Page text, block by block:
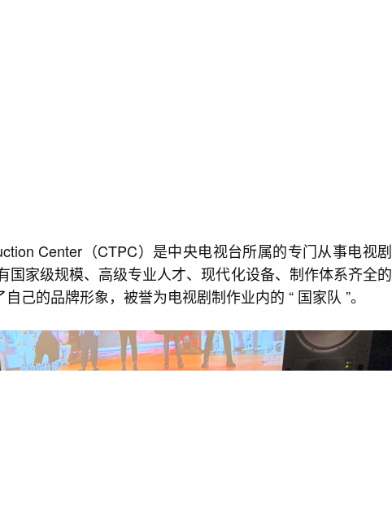
Center（CTPC）是中央电视台所属的专门从事电视剧
家级规模、高级专业人才、现代化设备、制作体系齐全的
己的品牌形象，被誉为电视剧制作业内的 “ 国家队 ”。